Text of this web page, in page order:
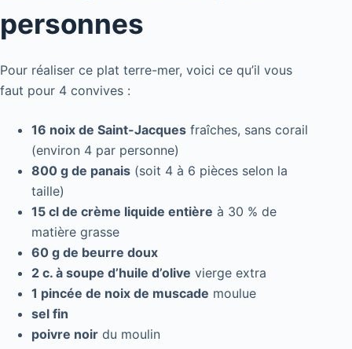
personnes
Pour réaliser ce plat terre-mer, voici ce qu’il vous
faut pour 4 convives :
16 noix de Saint-Jacques fraîches, sans corail
(environ 4 par personne)
800 g de panais (soit 4 à 6 pièces selon la
taille)
15 cl de crème liquide entière à 30 % de
matière grasse
60 g de beurre doux
2 c. à soupe d’huile d’olive vierge extra
1 pincée de noix de muscade moulue
sel fin
poivre noir du moulin